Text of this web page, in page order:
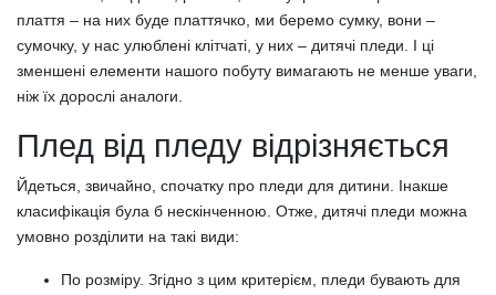
плаття – на них буде платтячко, ми беремо сумку, вони –
сумочку, у нас улюблені клітчаті, у них – дитячі пледи. І ці
зменшені елементи нашого побуту вимагають не менше уваги,
ніж їх дорослі аналоги.
Плед від пледу відрізняється
Йдеться, звичайно, спочатку про пледи для дитини. Інакше
класифікація була б нескінченною. Отже, дитячі пледи можна
умовно розділити на такі види:
По розміру. Згідно з цим критерієм, пледи бувають для